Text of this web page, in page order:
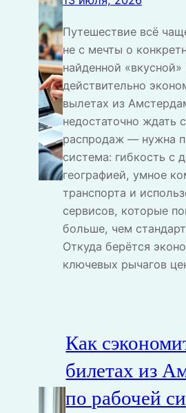
Путешествие всё
не с мечты о
найденной
действительно
вылетах из
недостаточно ждать
распродаж — нужна
система: гибкость с
географией, умное
транспорта и
сервисов, которые
больше, чем
Откуда берётся
ключевых рычагов
Как
билетах из
по рабочей